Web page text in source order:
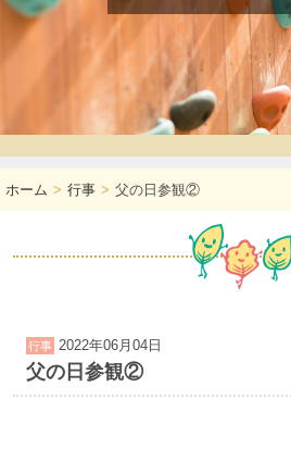
ホーム 行事 父の日参観②
行事 2022年06月04日
父の日参観②